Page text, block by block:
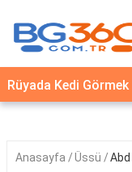
YEMEK
TARİFLERİ
Rüyada Kedi Görmek
Anasayfa Üssü